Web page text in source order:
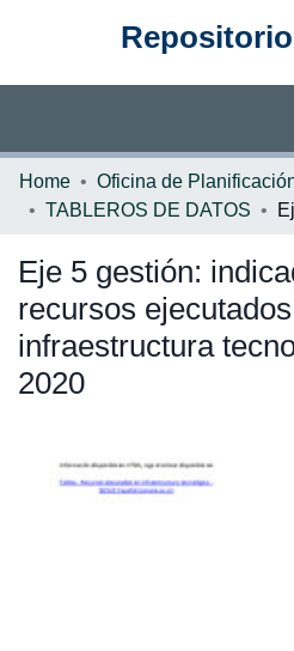
Communities & Collections
Statistics
Home
TABLEROS DE DATOS
Eje 5 gestión:
recursos
infraestructura
2020